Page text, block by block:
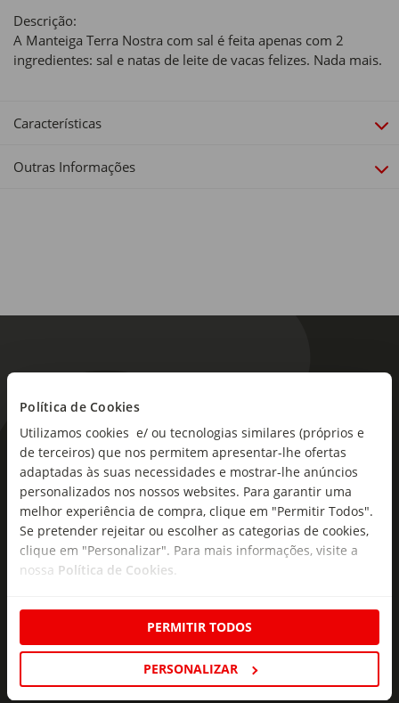
Política de Cookies
Utilizamos cookies e/ ou tecnologias similares (próprios e
de terceiros) que nos permitem apresentar-lhe ofertas
adaptadas às suas necessidades e mostrar-lhe anúncios
personalizados nos nossos websites. Para garantir uma
melhor experiência de compra, clique em "Permitir Todos".
Se pretender rejeitar ou escolher as categorias de cookies,
clique em "Personalizar". Para mais informações, visite a
nossa Política de Cookies
PERMITIR TODOS
PERSONALIZAR
Descrição:
A Manteiga Terra Nostra com sal é feita apenas com 2
ingredientes: sal e natas de leite de vacas felizes. Nada mais.
Características
Outras Informações
As novidades mais frescas no
seu e-mail!
Subscreva e descubra campanhas exclusivas,
ofertas e novidades para si.
Insira o seu e-